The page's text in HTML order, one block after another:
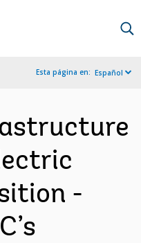
Esta página en: Español
-